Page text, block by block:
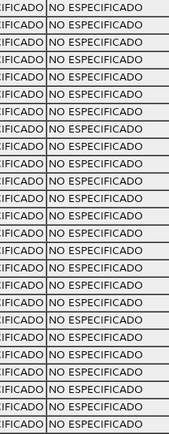
NO ESPECIFICADO
NO ESPECIFICADO
NO ESPECIFICADO
NO ESPECIFICADO
NO ESPECIFICADO
NO ESPECIFICADO
NO ESPECIFICADO
NO ESPECIFICADO
NO ESPECIFICADO
NO ESPECIFICADO
NO ESPECIFICADO
NO ESPECIFICADO
NO ESPECIFICADO
NO ESPECIFICADO
NO ESPECIFICADO
NO ESPECIFICADO
NO ESPECIFICADO
NO ESPECIFICADO
NO ESPECIFICADO
NO ESPECIFICADO
NO ESPECIFICADO
NO ESPECIFICADO
NO ESPECIFICADO
NO ESPECIFICADO
NO ESPECIFICADO